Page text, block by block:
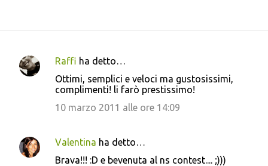
C
e
n
Raffi ha detto…
Ottimi, semplici e veloci ma gustosissimi,
complimenti! li farò prestissimo!
10 marzo 2011 alle ore 14:09
Valentina ha detto…
Brava!!! :D e bevenuta al ns contest.... ;)))